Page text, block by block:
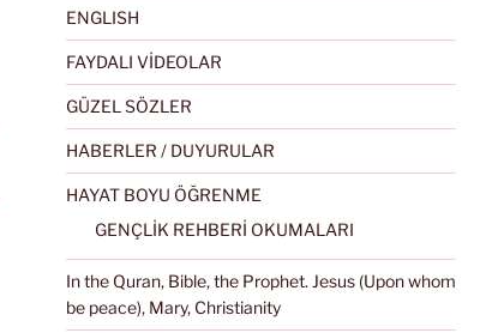
ENGLISH
FAYDALI VİDEOLAR
GÜZEL SÖZLER
HABERLER / DUYURULAR
HAYAT BOYU ÖĞRENME
GENÇLİK REHBERİ OKUMALARI
In the Quran, Bible, the Prophet. Jesus (Upon whom
be peace), Mary, Christianity